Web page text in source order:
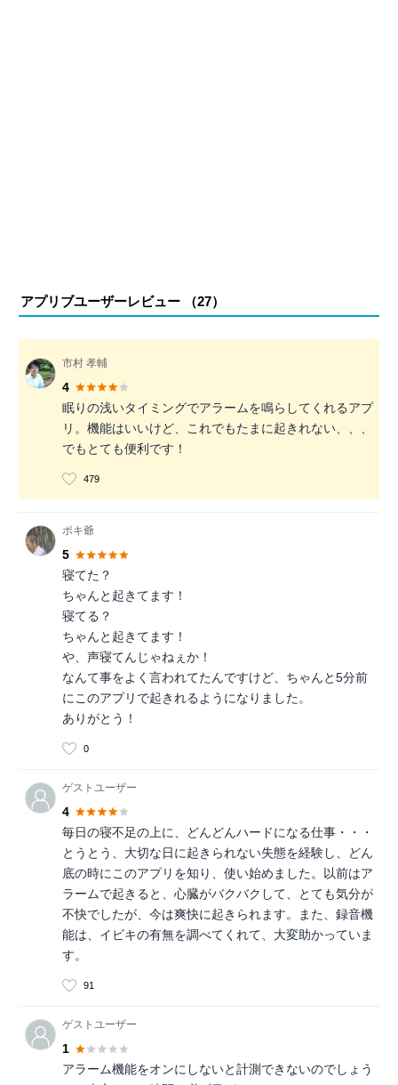
アプリブユーザーレビュー （27）
市村 孝輔
4
眠りの浅いタイミングでアラームを鳴らしてくれるアプ
リ。機能はいいけど、これでもたまに起きれない、、、
でもとても便利です！
479
ポキ爺
5
寝てた？
ちゃんと起きてます！
寝てる？
ちゃんと起きてます！
や、声寝てんじゃねぇか！
なんて事をよく言われてたんですけど、ちゃんと5分前
にこのアプリで起きれるようになりました。
ありがとう！
0
ゲストユーザー
4
毎日の寝不足の上に、どんどんハードになる仕事・・・
とうとう、大切な日に起きられない失態を経験し、どん
底の時にこのアプリを知り、使い始めました。以前はア
ラームで起きると、心臓がバクバクして、とても気分が
不快でしたが、今は爽快に起きられます。また、録音機
能は、イビキの有無を調べてくれて、大変助かっていま
す。
91
ゲストユーザー
1
アラーム機能をオンにしないと計測できないのでしょう